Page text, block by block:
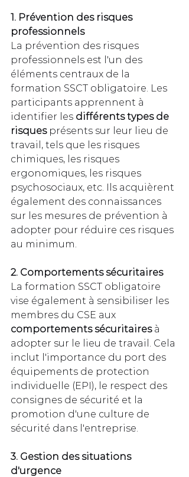
1. Prévention des risques
professionnels
La prévention des risques
professionnels est l'un des
éléments centraux de la
formation SSCT obligatoire. Les
participants apprennent à
identifier les différents types de
risques présents sur leur lieu de
travail, tels que les risques
chimiques, les risques
ergonomiques, les risques
psychosociaux, etc. Ils acquièrent
également des connaissances
sur les mesures de prévention à
adopter pour réduire ces risques
au minimum.
2. Comportements sécuritaires
La formation SSCT obligatoire
vise également à sensibiliser les
membres du CSE aux
comportements sécuritaires à
adopter sur le lieu de travail. Cela
inclut l'importance du port des
équipements de protection
individuelle (EPI), le respect des
consignes de sécurité et la
promotion d'une culture de
sécurité dans l'entreprise.
3. Gestion des situations
d'urgence